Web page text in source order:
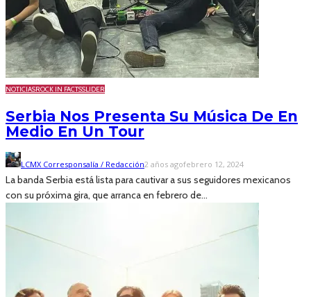
NOTICIASROCK IN FACTSSLIDER
Serbia Nos Presenta Su Música De En
Medio En Un Tour
LCMX Corresponsalía / Redacción2 años agofebrero 12, 2024
La banda Serbia está lista para cautivar a sus seguidores mexicanos
con su próxima gira, que arranca en febrero de...